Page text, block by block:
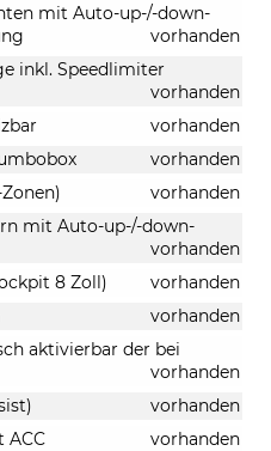
mit Auto-up-/-down-
vorhanden
inkl. Speedlimiter
vorhanden
vorhanden
vorhanden
vorhanden
mit Auto-up-/-down-
vorhanden
8 Zoll)
vorhanden
vorhanden
aktivierbar der bei
vorhanden
vorhanden
ACC
vorhanden